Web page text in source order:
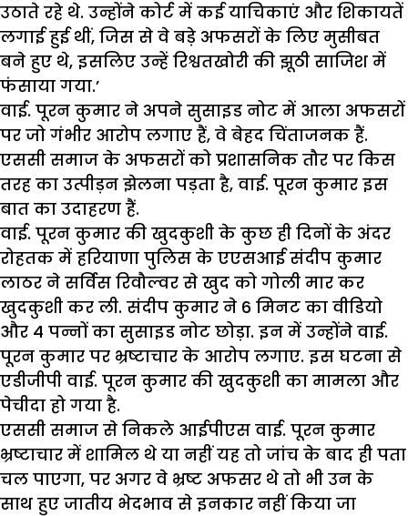
उठाते रहे थे. उन्होंने कोर्ट में कई याचिकाएं और शिकायतें
लगाई हुई थीं, जिस से वे बड़े अफसरों के लिए मुसीबत
बने हुए थे, इसलिए उन्हें रिश्वतखोरी की झूठी साजिश में
फंसाया गया.’
वाई. पूरन कुमार ने अपने सुसाइड नोट में आला अफसरों
पर जो गंभीर आरोप लगाए हैं, वे बेहद चिंताजनक हैं.
एससी समाज के अफसरों को प्रशासनिक तौर पर किस
तरह का उत्पीड़न झेलना पड़ता है, वाई. पूरन कुमार इस
बात का उदाहरण हैं.
वाई. पूरन कुमार की खुदकुशी के कुछ ही दिनों के अंदर
रोहतक में हरियाणा पुलिस के एएसआई संदीप कुमार
लाठर ने सर्विस रिवौल्वर से खुद को गोली मार कर
खुदकुशी कर ली. संदीप कुमार ने 6 मिनट का वीडियो
और 4 पन्नों का सुसाइड नोट छोड़ा. इन में उन्होंने वाई.
पूरन कुमार पर भ्रष्टाचार के आरोप लगाए. इस घटना से
एडीजीपी वाई. पूरन कुमार की खुदकुशी का मामला और
पेचीदा हो गया है.
एससी समाज से निकले आईपीएस वाई. पूरन कुमार
भ्रष्टाचार में शामिल थे या नहीं यह तो जांच के बाद ही पता
चल पाएगा, पर अगर वे भ्रष्ट अफसर थे तो भी उन के
साथ हुए जातीय भेदभाव से इनकार नहीं किया जा